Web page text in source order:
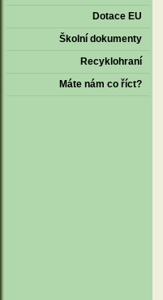
Dotace EU
Školní dokumenty
Recyklohraní
Máte nám co říct?